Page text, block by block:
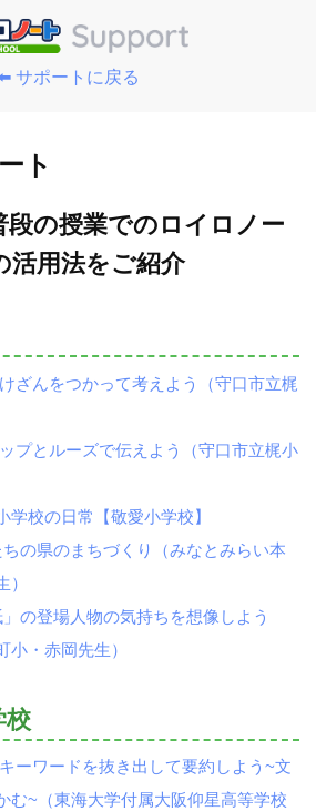
サポートに戻る
ト
段の授業でのロイロノー
活用法をご紹介
ざんをつかって考えよう（守口市立梶
プとルーズで伝えよう（守口市立梶小
学校の日常【敬愛小学校】
の県のまちづくり（みなとみらい本
の登場人物の気持ちを想像しよう
小・赤岡先生）
校
ーワードを抜き出して要約しよう~文
む~（東海大学付属大阪仰星高等学校